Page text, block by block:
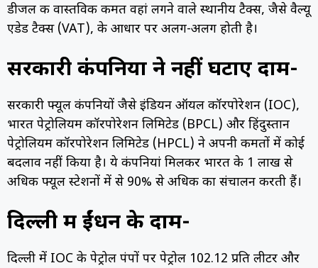
डीजल की वास्तविक कीमत वहां लगने वाले स्थानीय टैक्स, जैसे वैल्यू
एडेड टैक्स (VAT), के आधार पर अलग-अलग होती है।
सरकारी कंपनियों ने नहीं घटाए दाम-
सरकारी फ्यूल कंपनियों जैसे इंडियन ऑयल कॉरपोरेशन (IOC),
भारत पेट्रोलियम कॉरपोरेशन लिमिटेड (BPCL) और हिंदुस्तान
पेट्रोलियम कॉरपोरेशन लिमिटेड (HPCL) ने अपनी कीमतों में कोई
बदलाव नहीं किया है। ये कंपनियां मिलकर भारत के 1 लाख से
अधिक फ्यूल स्टेशनों में से 90% से अधिक का संचालन करती हैं।
दिल्ली में ईंधन के दाम-
दिल्ली में IOC के पेट्रोल पंपों पर पेट्रोल ₹102.12 प्रति लीटर और